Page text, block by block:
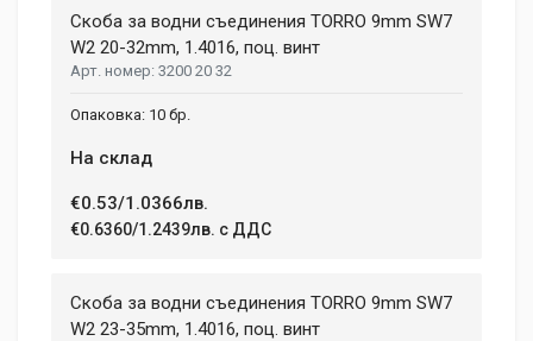
Скоба за водни съединения TORRО 9mm SW7
W2 20-32mm, 1.4016, поц. винт
3200 20 32
10 бр.
На склад
€0.53/1.0366лв.
€0.6360/1.2439лв. с ДДС
Скоба за водни съединения TORRО 9mm SW7
W2 23-35mm, 1.4016, поц. винт